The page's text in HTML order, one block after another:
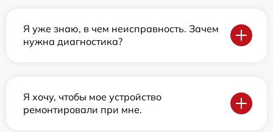
Я уже знаю, в чем неисправность. Зачем
нужна диагностика?
Я хочу, чтобы мое устройство
ремонтировали при мне.